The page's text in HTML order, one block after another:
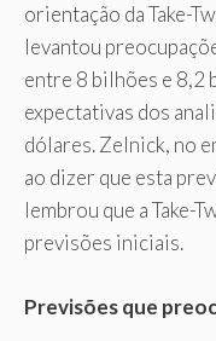
orientação da Take-
levantou
entre 8 bilhões e 8,2
expectativas dos
dólares. Zelnick, no
ao dizer que esta
lembrou que a Take-
previsões iniciais.
Previsões que